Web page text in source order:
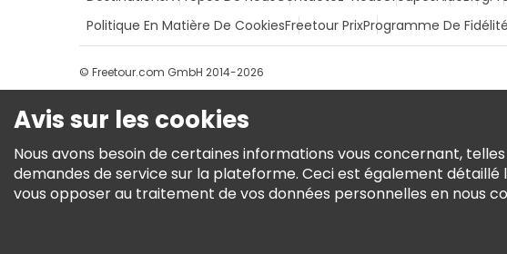
Politique En Matière De CookiesFreetour PrixProgramme De Fidélité
© Freetour.com GmbH 2014-2026
Avis sur les cookies
Nous avons besoin de certaines informations vous concernant,
demandes de service sur la plateforme. Ceci est également
vous opposer au traitement de vos données personnelles en nous